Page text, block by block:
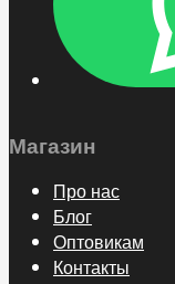
Магазин
Про нас
Блог
Оптовикам
Контакты